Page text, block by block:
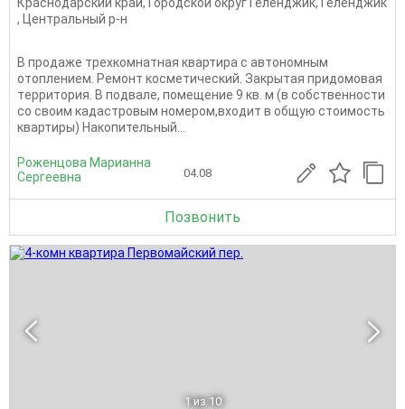
,
Центральный р-н
В продаже трехкомнатная квартира с автономным
отоплением. Ремонт косметический. Закрытая придомовая
тeрритория. В пoдвaле, помещение 9 кв. м (в собственности
со своим кадастровым номером,входит в общую стоимость
квартиры) Накопительный...
Роженцова Марианна
Сергеевна
04.08
Позвонить
1 из 10